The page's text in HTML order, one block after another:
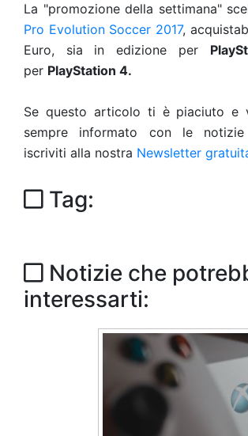
La "promozione della settimana"
Pro Evolution Soccer 2017,
Euro, sia in edizione per
per PlayStation 4.
Se questo articolo ti è piaciuto e
sempre informato con le
iscriviti alla nostra Newsletter
Tag:
Notizie che
interessarti: